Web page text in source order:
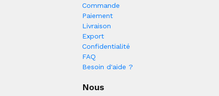
Commande
Paiement
Livraison
Export
Confidentialité
FAQ
Besoin d'aide ?
Nous